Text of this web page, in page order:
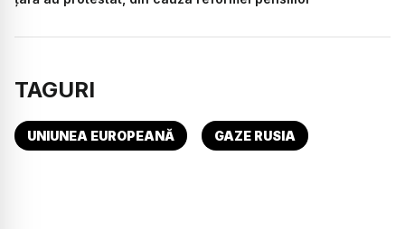
TAGURI
UNIUNEA EUROPEANĂ GAZE RUSIA